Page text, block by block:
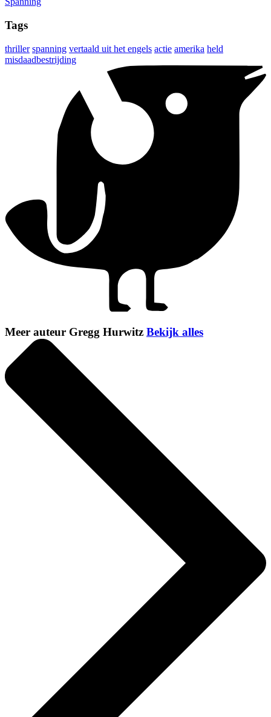
Tags
thriller spanning vertaald uit het engels actie amerika held
misdaadbestrijding
Meer auteur Gregg Hurwitz Bekijk alles